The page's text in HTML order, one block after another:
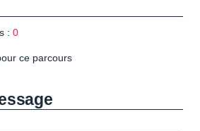
: 0
ce parcours